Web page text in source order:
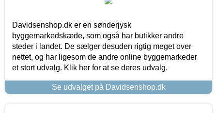
Davidsenshop.dk er en sønderjysk
byggemarkedskæde, som også har butikker andre
steder i landet. De sælger desuden rigtig meget over
nettet, og har ligesom de andre online byggemarkeder
et stort udvalg. Klik her for at se deres udvalg.
Se udvalget på Davidsenshop.dk